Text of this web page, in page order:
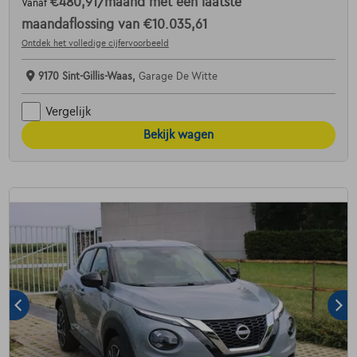
Vanaf
maandaflossing van €10.035,61
Ontdek het volledige cijfervoorbeeld
9170 Sint-Gillis-Waas, Garage De Witte
Vergelijk
Bekijk wagen